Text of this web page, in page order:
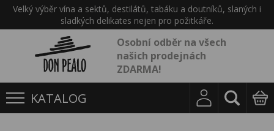
Velký výběr vína a sektů, destilátů, tabáku a doutníků, slaných i
sladkých delikates nejen pro požitkáře.
Osobní odběr na všech
našich prodejnách
ZDARMA!
KATALOG